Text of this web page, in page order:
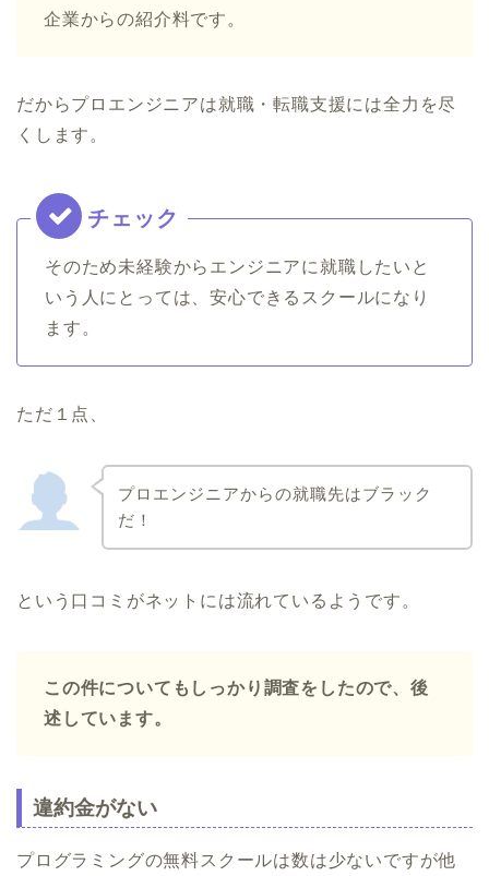
企業からの紹介料です。
だからプロエンジニアは就職・転職支援には全力を尽
くします。
そのため未経験からエンジニアに就職したいと
いう人にとっては、安心できるスクールになり
ます。
ただ１点、
プロエンジニアからの就職先はブラック
だ！
という口コミがネットには流れているようです。
この件についてもしっかり調査をしたので、後
述しています。
違約金がない
プログラミングの無料スクールは数は少ないですが他